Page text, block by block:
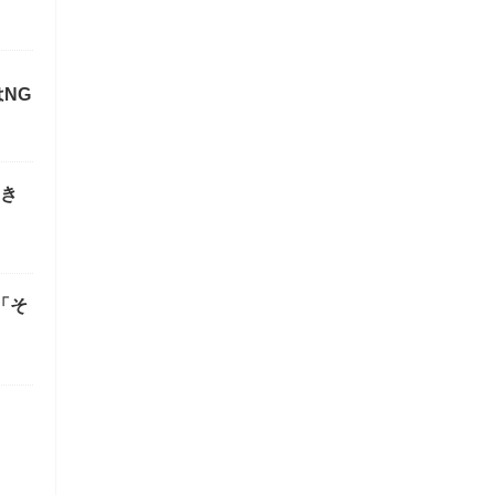
NG
そ